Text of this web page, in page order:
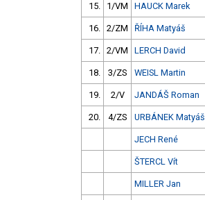
15. 1/VM HAUCK Marek
16. 2/ZM ŘÍHA Matyáš
17. 2/VM LERCH David
18. 3/ZS WEISL Martin
19. 2/V JANDÁŠ Roman
20. 4/ZS URBÁNEK Matyáš
JECH René
ŠTERCL Vít
MILLER Jan